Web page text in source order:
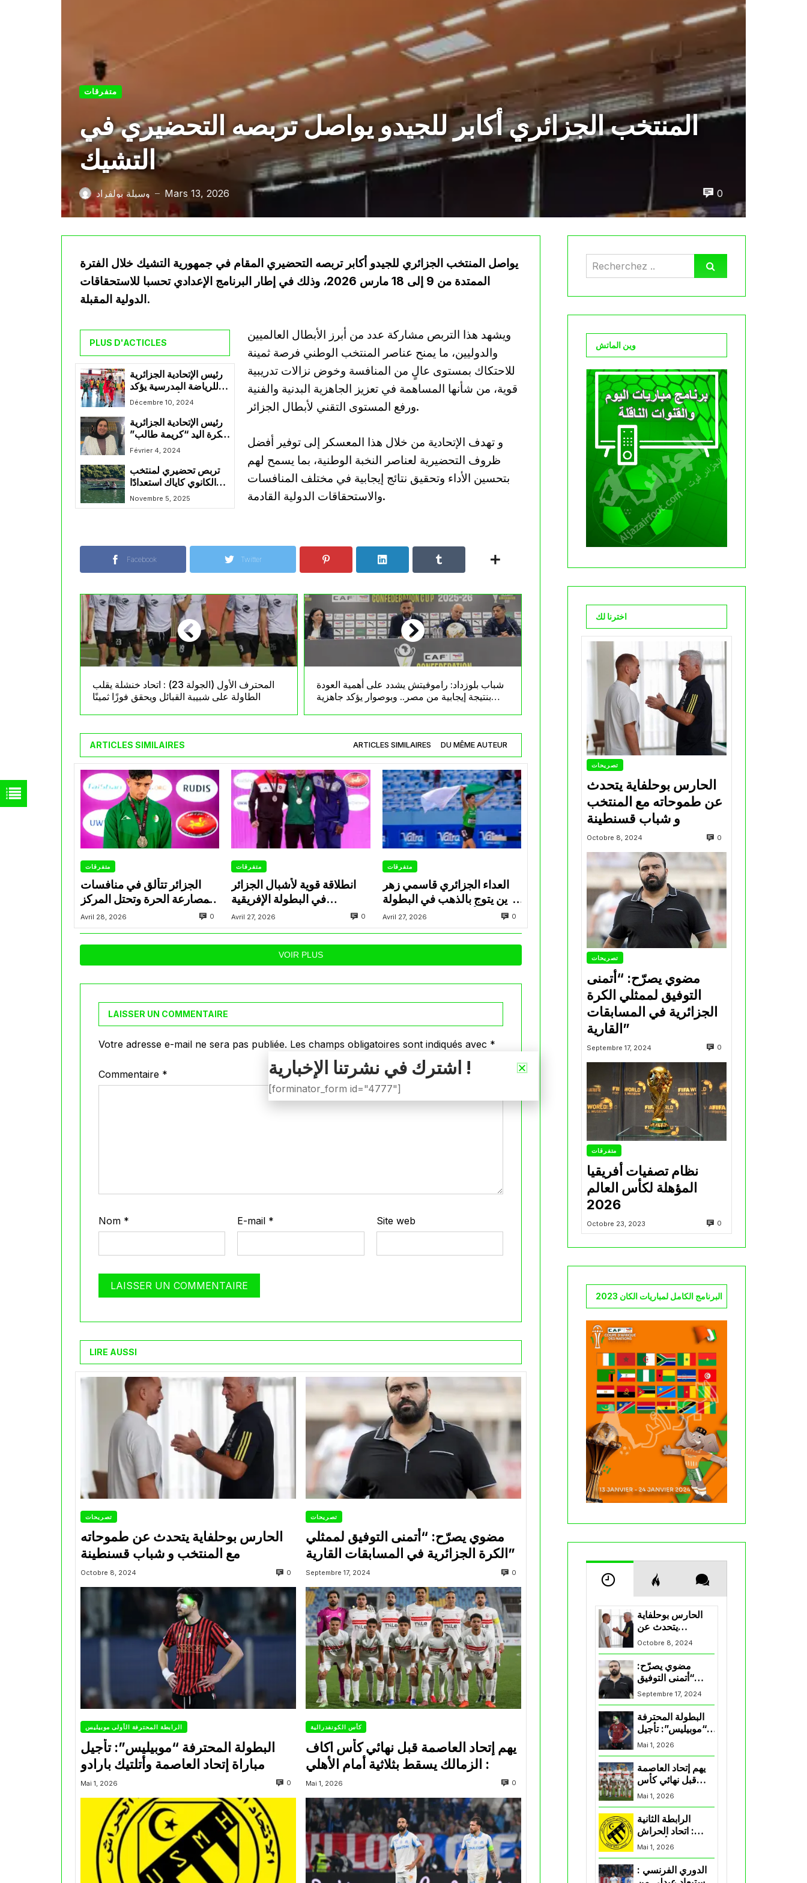
متفرقات
المنتخب الجزائري أكابر للجيدو يواصل تربصه التحضيري في
التشيك
وسيلة بولفراد — Mars 13, 2026 0
يواصل المنتخب الجزائري للجيدو أكابر تربصه التحضيري المقام في جمهورية التشيك خلال الفترة
الممتدة من 9 إلى 18 مارس 2026، وذلك في إطار البرنامج الإعدادي تحسبا للاستحقاقات
الدولية المقبلة.
PLUS D'ACTICLES
رئيس الإتحادية الجزائرية
للرياضة المدرسية يؤكد
إنتفاع 30 ألف مؤسسة
تطوير الرياضة المدرسية
والجامعية
Décembre 10, 2024
رئيس الإتحادية الجزائرية
لكرة اليد “كريمة طالب”
: “البطولة الجزائرية
البطولات عن قريب”
Février 4, 2024
تربص تحضيري لمنتخب
الكانوي كاياك استعدادًا
للبطولة الإفريقية
Novembre 5, 2025
ويشهد هذا التربص مشاركة عدد من أبرز الأبطال العالميين
والدوليين، ما يمنح عناصر المنتخب الوطني فرصة ثمينة
للاحتكاك بمستوى عالٍ من المنافسة وخوض نزالات تدريبية
قوية، من شأنها المساهمة في تعزيز الجاهزية البدنية والفنية
ورفع المستوى التقني لأبطال الجزائر.
و تهدف الإتحادية من خلال هذا المعسكر إلى توفير أفضل
ظروف التحضيرية لعناصر النخبة الوطنية، بما يسمح لهم
بتحسين الأداء وتحقيق نتائج إيجابية في مختلف المنافسات
والاستحقاقات الدولية القادمة.
Facebook Twitter
المحترف الأول (الجولة 23) : اتحاد خنشلة يقلب
الطاولة على شبيبة القبائل ويحقق فوزًا ثمينًا
شباب بلوزداد: راموفيتش يشدد على أهمية العودة
بنتيجة إيجابية من مصر.. وبوصوار يؤكد جاهزية
ARTICLES SIMILAIRES ARTICLES SIMILAIRES DU MÊME AUTEUR
متفرقات
الجزائر تتألق في منافسات
المصارعة الحرة وتحتل المركز
الثاني في البطولة الإفريقية
U17
Avril 28, 2026 0
متفرقات
انطلاقة قوية لأشبال الجزائر
في البطولة الإفريقية
للمصارعة تحت 17 سنة
بالإسكندرية
Avril 27, 2026 0
متفرقات
العداء الجزائري قاسمي زهر
الدين يتوج بالذهب في البطولة
العربية لألعاب القوى للشباب
بتونس
Avril 27, 2026 0
VOIR PLUS
LAISSER UN COMMENTAIRE
Votre adresse e-mail ne sera pas publiée. Les champs obligatoires sont indiqués avec *
Commentaire *
Nom * E-mail * Site web
LIRE AUSSI
تصريحات
الحارس بوحلفاية يتحدث عن طموحاته
مع المنتخب و شباب قسنطينة
Octobre 8, 2024 0
تصريحات
مضوي يصرّح: “أتمنى التوفيق لممثلي
الكرة الجزائرية في المسابقات القارية”
Septembre 17, 2024 0
الرابطة المحترفة الأولى موبيليس
البطولة المحترفة “موبيليس”: تأجيل
مباراة إتحاد العاصمة وأتلتيك بارادو
Mai 1, 2026 0
كأس الكونفدرالية
يهم إتحاد العاصمة قبل نهائي كأس اكاف
Mai 1, 2026 0
وين الماتش
اخترنا لك
تصريحات
الحارس بوحلفاية يتحدث
عن طموحاته مع المنتخب
و شباب قسنطينة
Octobre 8, 2024 0
تصريحات
مضوي يصرّح: “أتمنى
التوفيق لممثلي الكرة
الجزائرية في المسابقات
القارية”
Septembre 17, 2024 0
متفرقات
نظام تصفيات أفريقيا
المؤهلة لكأس العالم
2026
Octobre 23, 2023 0
البرنامج الكامل لمباريات الكان 2023
الحارس بوحلفاية
يتحدث عن
طموحاته مع
المنتخب و شباب
قسنطينة
Octobre 8, 2024
مضوي يصرّح:
“أتمنى التوفيق
لممثلي الكرة
الجزائرية في
Septembre 17, 2024
البطولة المحترفة
“موبيليس”: تأجيل
مباراة إتحاد
العاصمة وأتلتيك
بارادو
Mai 1, 2026
يهم إتحاد العاصمة
قبل نهائي كأس
اكاف : الزمالك
يسقط بثلاثية أمام
Mai 1, 2026
الرابطة الثانية
: اتحاد الحراش
يحسم التأهل إلى
“البلاي أوف”
Mai 1, 2026
الدوري الفرنسي :
اشترك في نشرتنا الإخبارية !
[forminator_form id="4777"]